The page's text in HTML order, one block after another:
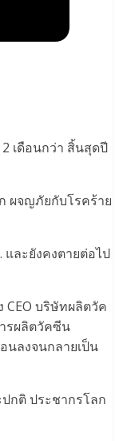
เดือนกว่า สิ้นสุดปี
จญภัยกับโรคร้าย
ะยังคงตายต่อไป
บริษัทผลิตวัค
รผลิตวัคซีน
นลงจนกลายเป็น
ติ ประชากรโลก